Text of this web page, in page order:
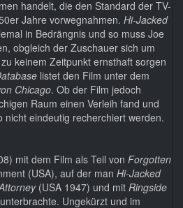
handelt, die den Standard der TV-
Jahre vorwegnahmen. Hi-Jacked
in Bedrängnis und so muss Joe
obgleich der Zuschauer sich um
keinem Zeitpunkt ernsthaft sorgen
listet den Film unter dem
Chicago. Ob der Film jedoch
Raum einen Verleih fand und
nicht eindeutig recherchiert werden.
mit dem Film als Teil von Forgotten
(USA), auf der man Hi-Jacked
(USA 1947) und mit Ringside
Ungekürzt und im